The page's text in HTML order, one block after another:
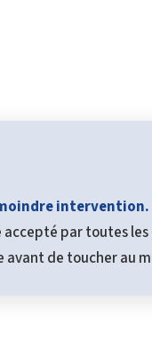
intervention.
par toutes les
avant de toucher au